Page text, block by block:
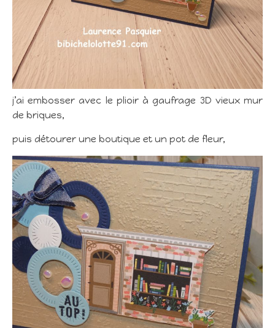
j’ai embosser avec le plioir à gaufrage 3D vieux mur
de briques,
puis détourer une boutique et un pot de fleur,